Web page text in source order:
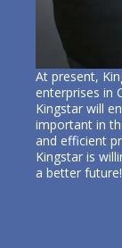
At present,
enterprises in
Kingstar will
important in
and efficient
Kingstar is
a better future!